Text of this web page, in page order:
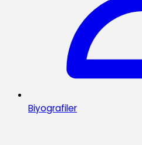
Biyografiler